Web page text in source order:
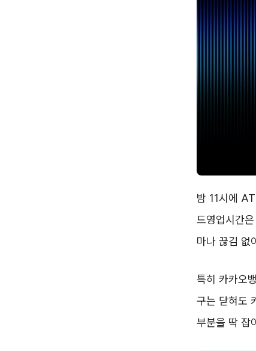
밤 11시에
드영업시간
마나 끊김 없
특히 카카오
구는 닫혀도
부분을 딱 잡